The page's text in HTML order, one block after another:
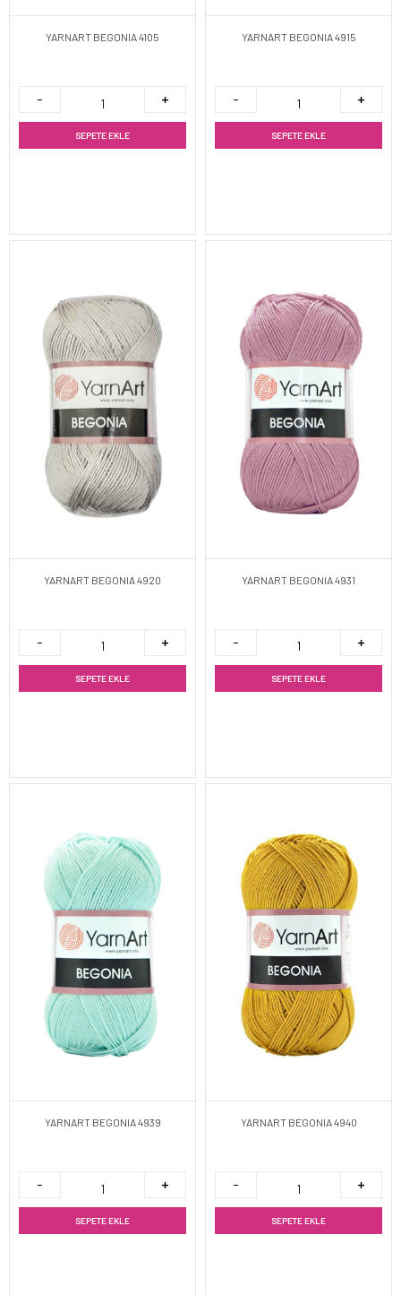
YARNART BEGONIA 4105
SEPETE EKLE
YARNART BEGONIA 4915
SEPETE EKLE
YARNART BEGONIA 4920
SEPETE EKLE
YARNART BEGONIA 4931
SEPETE EKLE
YARNART BEGONIA 4939
SEPETE EKLE
YARNART BEGONIA 4940
SEPETE EKLE